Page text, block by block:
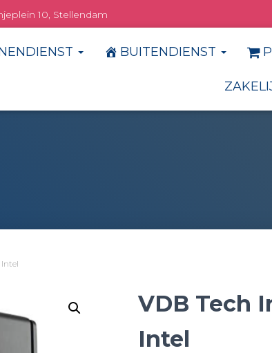
10, Stellendam
BUITENDIENST
Intel
VDB Tech
Intel